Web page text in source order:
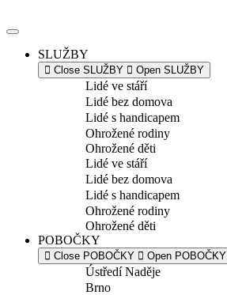
k
SLUŽBY
Close SLUŽBY Open SLUŽBY
Lidé ve stáří
Lidé bez domova
Lidé s handicapem
Ohrožené rodiny
Ohrožené děti
Lidé ve stáří
Lidé bez domova
Lidé s handicapem
Ohrožené rodiny
Ohrožené děti
POBOČKY
Close POBOČKY Open POBOČKY
Ústředí Naděje
Brno